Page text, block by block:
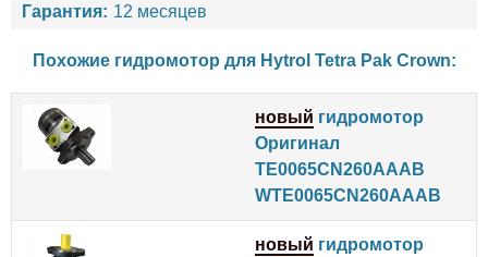
Гарантия: 12 месяцев
Похожие гидромотор для Hytrol Tetra Pak Crown:
новый гидромотор
Оригинал
TE0065CN260AAAB
WTE0065CN260AAAB
новый гидромотор